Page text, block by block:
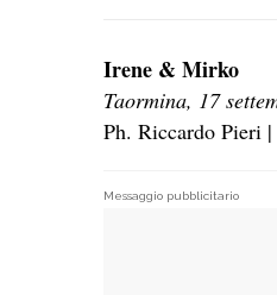
Irene & Mirko
Taormina, 17
Ph. Riccardo Pieri
Messaggio pubblicitario